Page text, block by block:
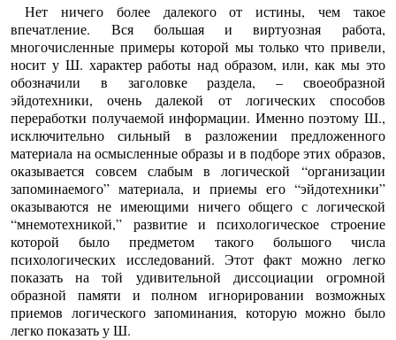
Нет ничего более далекого от истины, чем такое
впечатление. Вся большая и виртуозная работа,
многочисленные примеры которой мы только что привели,
носит у Ш. характер работы над образом, или, как мы это
обозначили в заголовке раздела, – своеобразной
эйдотехники, очень далекой от логических способов
переработки получаемой информации. Именно поэтому Ш.,
исключительно сильный в разложении предложенного
материала на осмысленные образы и в подборе этих образов,
оказывается совсем слабым в логической “организации
запоминаемого” материала, и приемы его “эйдотехники”
оказываются не имеющими ничего общего с логической
“мнемотехникой,” развитие и психологическое строение
которой было предметом такого большого числа
психологических исследований. Этот факт можно легко
показать на той удивительной диссоциации огромной
образной памяти и полном игнорировании возможных
приемов логического запоминания, которую можно было
легко показать у Ш.